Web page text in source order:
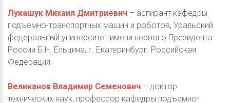
Лукашук Михаил Дмитриевич – аспирант кафедры
подъемно-транспортных машин и роботов, Уральский
федеральный университет имени первого Президента
России Б.Н. Ельцина, г. Екатеринбург, Российская
Федерация
Великанов Владимир Семенович – доктор
технических наук, профессор кафедры подъемно-